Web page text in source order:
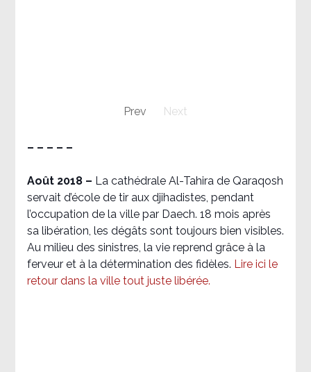
Prev Next
– – – – –
Août 2018 – La cathédrale Al-Tahira de Qaraqosh
servait d’école de tir aux djihadistes, pendant
l’occupation de la ville par Daech. 18 mois après
sa libération, les dégâts sont toujours bien visibles.
Au milieu des sinistres, la vie reprend grâce à la
ferveur et à la détermination des fidèles. Lire ici le
retour dans la ville tout juste libérée.